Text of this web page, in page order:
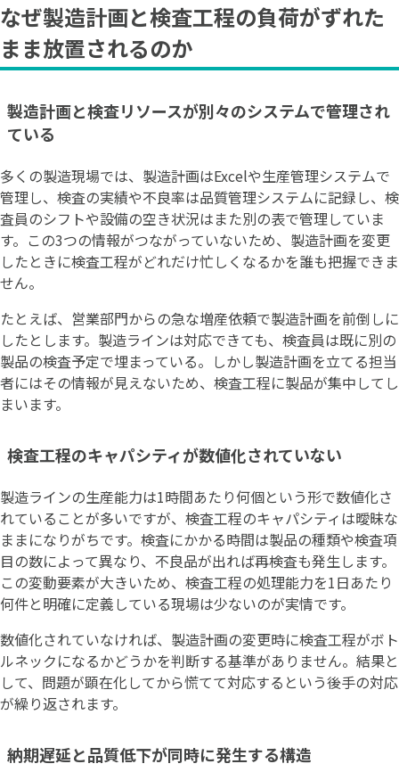
なぜ製造計画と検査工程の負荷がずれた
まま放置されるのか
製造計画と検査リソースが別々のシステムで管理され
ている
多くの製造現場では、製造計画はExcelや生産管理システムで
管理し、検査の実績や不良率は品質管理システムに記録し、検
査員のシフトや設備の空き状況はまた別の表で管理していま
す。この3つの情報がつながっていないため、製造計画を変更
したときに検査工程がどれだけ忙しくなるかを誰も把握できま
せん。
たとえば、営業部門からの急な増産依頼で製造計画を前倒しに
したとします。製造ラインは対応できても、検査員は既に別の
製品の検査予定で埋まっている。しかし製造計画を立てる担当
者にはその情報が見えないため、検査工程に製品が集中してし
まいます。
検査工程のキャパシティが数値化されていない
製造ラインの生産能力は1時間あたり何個という形で数値化さ
れていることが多いですが、検査工程のキャパシティは曖昧な
ままになりがちです。検査にかかる時間は製品の種類や検査項
目の数によって異なり、不良品が出れば再検査も発生します。
この変動要素が大きいため、検査工程の処理能力を1日あたり
何件と明確に定義している現場は少ないのが実情です。
数値化されていなければ、製造計画の変更時に検査工程がボト
ルネックになるかどうかを判断する基準がありません。結果と
して、問題が顕在化してから慌てて対応するという後手の対応
が繰り返されます。
納期遅延と品質低下が同時に発生する構造